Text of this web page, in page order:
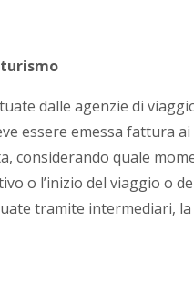
dalle agenzie di
essere emessa fattura
considerando quale
o l’inizio del viaggio o
tramite intermediari,